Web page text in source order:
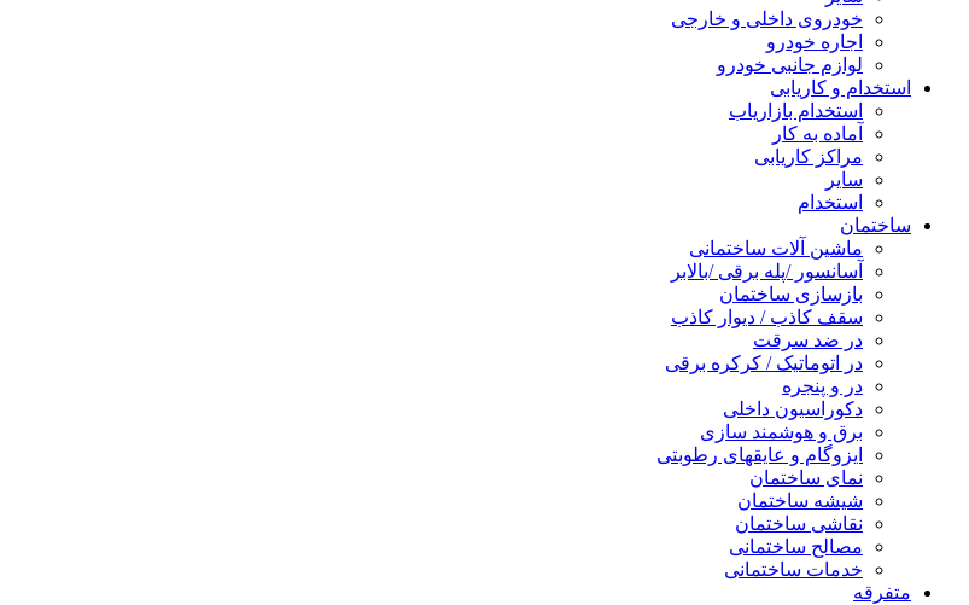
خودروی داخلی و خارجی
اجاره خودرو
لوازم جانبی خودرو
استخدام و کاریابی
استخدام بازاریاب
آماده به کار
مراکز کاریابی
سایر
استخدام
ساختمان
ماشین آلات ساختمانی
آسانسور /پله برقی /بالابر
بازسازی ساختمان
سقف کاذب / دیوار کاذب
در ضد سرقت
در اتوماتیک / کرکره برقی
در و پنجره
دکوراسیون داخلی
برق و هوشمند سازی
ایزوگام و عایقهای رطوبتی
نمای ساختمان
شیشه ساختمان
نقاشی ساختمان
مصالح ساختمانی
خدمات ساختمانی
متفرقه